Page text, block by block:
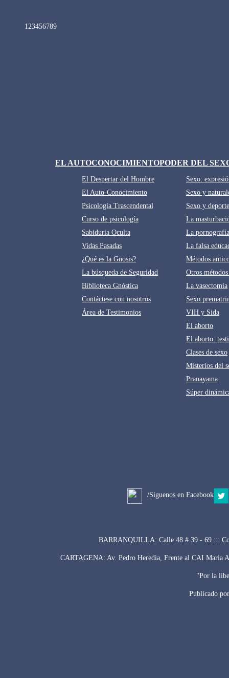
1 23456789
EL AUTOCONOCIMIENTO
El Despertar del Hombre
El Auto-Conocimiento
Psicología Trascendental
Curso de psicología
Sabiduria Oculta
Vidas Pasadas
¿Qué es la Gnosis?
La búsqueda de Seguridad
Biblioteca Gnóstica
Contáctese con nosotros
Área de Testimonios
PODER DEL
Sexo:
Sexo y
Sexo y deporte
La
La pornografía
La falsa
Métodos
Otros
La vasectomía
Sexo
VIH y Sida
El aborto
El aborto:
Clases de sexo
Misterios del
Pranayama
Súper
/Siguenos en Facebook
BARRANQUILLA: Calle 48 # 39 - 69 :::
CARTAGENA: Av. Pedro Heredia, Frente al CAI Maria
"Por la
Publicado